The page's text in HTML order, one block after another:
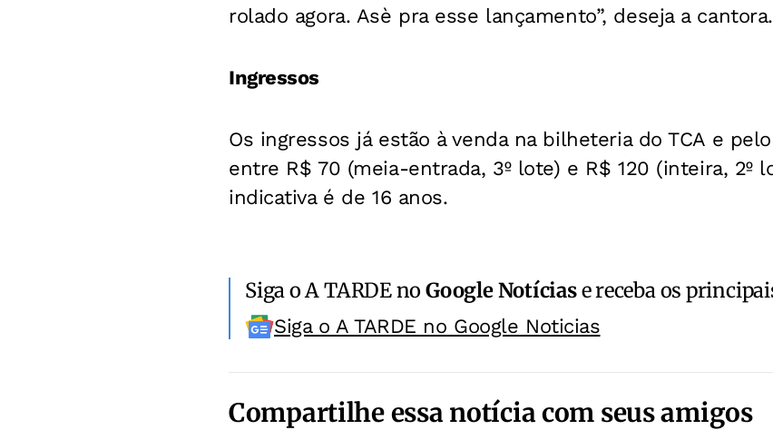
rolado agora. Asè pra esse lançamento”, deseja a cantora.
Ingressos
Os ingressos já estão à venda na bilheteria do TCA e
entre R$ 70 (meia-entrada, 3º lote) e R$ 120 (inteira, 2º
indicativa é de 16 anos.
Siga o A TARDE noGoogle Notíciase receba os
Siga o A TARDE no Google Noticias
Compartilhe essa notícia com seus amigos